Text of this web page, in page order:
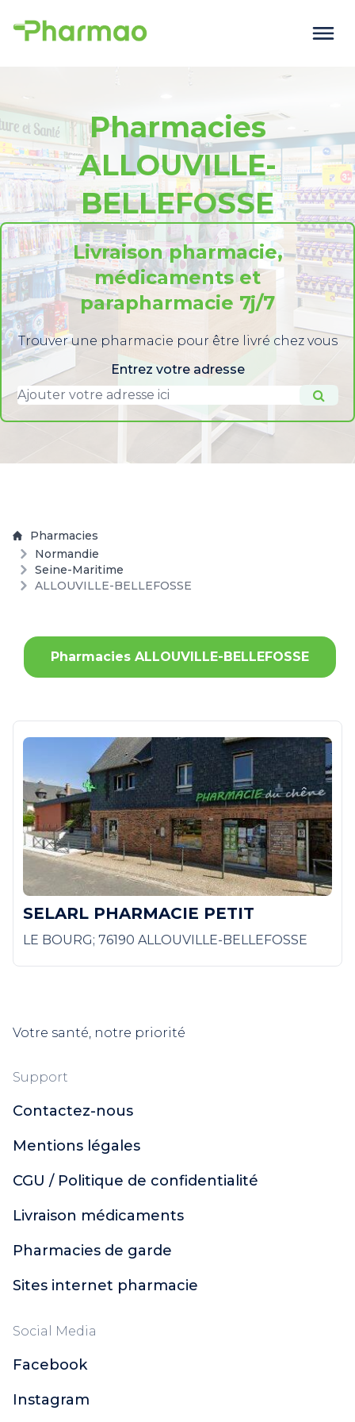
Pharmacies
ALLOUVILLE-
BELLEFOSSE
Livraison pharmacie,
médicaments et
parapharmacie 7j/7
Trouver une pharmacie pour être livré chez vous
Entrez votre adresse
Pharmacies
Normandie
Seine-Maritime
ALLOUVILLE-BELLEFOSSE
Pharmacies ALLOUVILLE-BELLEFOSSE
SELARL PHARMACIE PETIT
LE BOURG; 76190 ALLOUVILLE-BELLEFOSSE
Votre santé, notre priorité
Support
Contactez-nous
Mentions légales
CGU / Politique de confidentialité
Livraison médicaments
Pharmacies de garde
Sites internet pharmacie
Social Media
Facebook
Instagram